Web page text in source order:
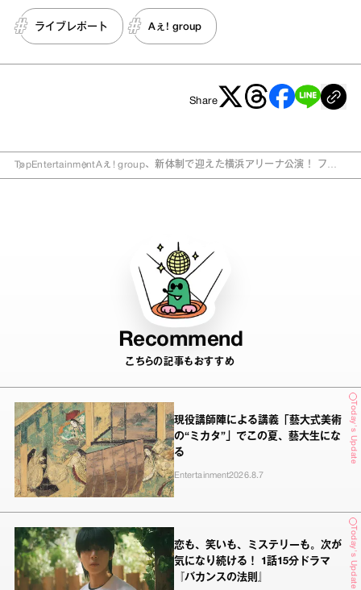
ライブレポート Aぇ! group
Share
TopEntertainmentAぇ! group、新体制で迎えた横浜アリーナ公演！ ファ
Recommend
こちらの記事もおすすめ
Today's Update
現役講師陣による講義「藝大式美術
の“ミカタ”」でこの夏、藝大生にな
る
Entertainment2026.8.7
Today's Update
恋も、笑いも、ミステリーも。次が
気になり続ける！ 1話15分ドラマ
『バカンスの法則』